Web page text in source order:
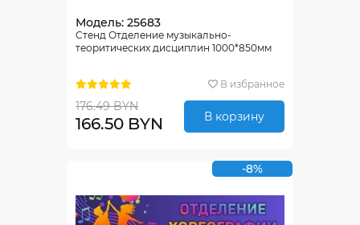
Модель: 25683
Стенд Отделение музыкально-
теоритических дисциплин 1000*850мм
В избранное
176.49 BYN
166.50 BYN В корзину
-8%